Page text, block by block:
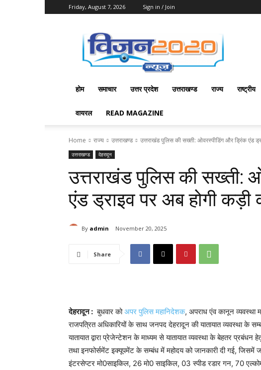
Friday, August 7, 2026 Sign in / Join
2020
News
होम समाचार उत्तर प्रदेश उत्तराखण्ड राज्य राष्ट्रीय
वायरल READ MAGAZINE
Home राज्य उत्तराखण्ड उत्तराखंड पुलिस की सख्ती: ओवरस्पीडिंग और ड्रिंक एंड
उत्तराखण्ड देहरादून
उत्तराखंड पुलिस की सख्ती:
एंड ड्राइव पर अब होगी कड़ी
By admin November 20, 2025
Share
देहरादून : बुधवार कोअपर पुलिस महानिदेशक, अपराध एंव कानून व्यवस्था
राजपत्रित अधिकारियों के साथ जनपद देहरादून की यातायात व्यवस्था के
यातायात द्वारा प्रेजेन्टेशन के माध्यम से यातायात व्यवस्था के बेहतर
तथा इनफोर्समेंट इक्यूपमेंट के सम्बंध में महोदय को जानकारी दी गई,
इंटरसेप्टर मो0साइकिल, 26 मो0 साइकिल, 03 स्पीड रडार गन, 70